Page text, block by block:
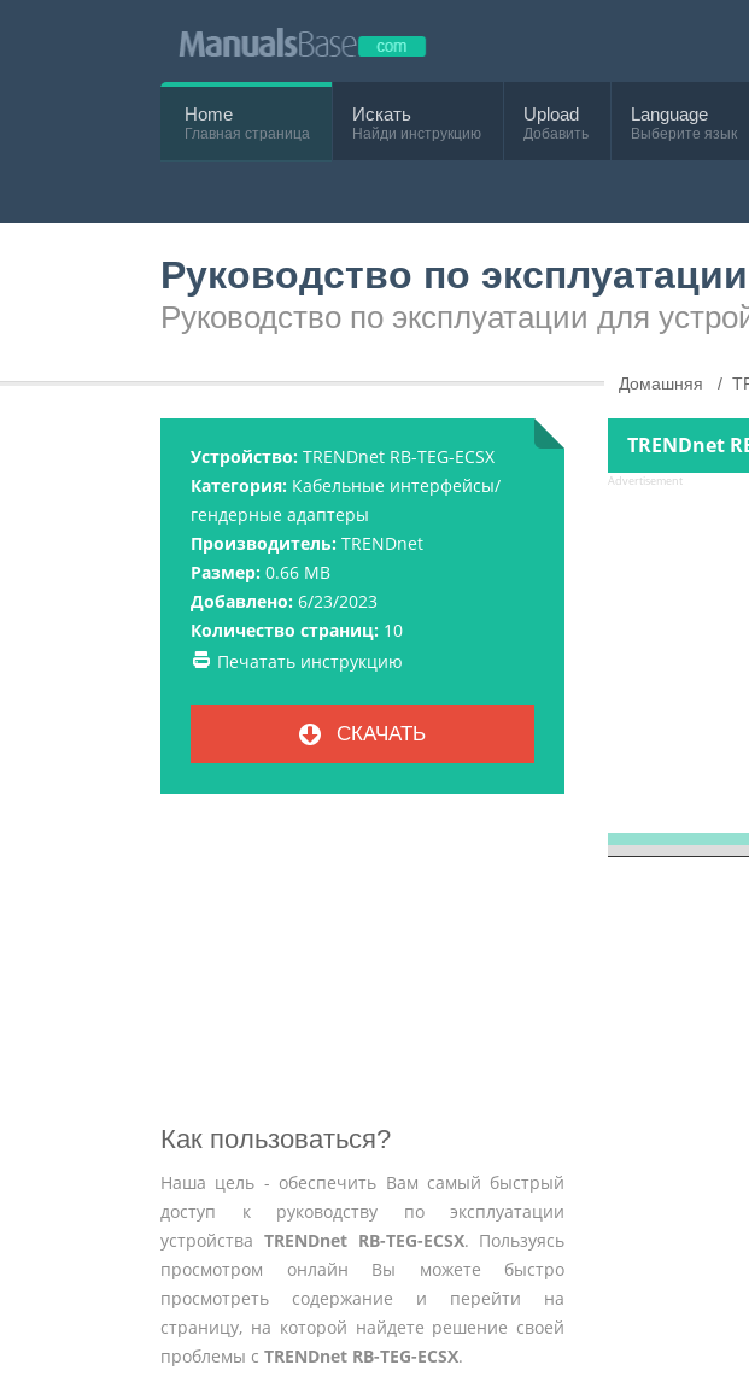
Home
Главная страница
Искать
Найди инструкцию
Upload
Добавить
Language
Выберите язык
Руководство по
Руководство по эксплуатации для
Домашняя
Устройство: TRENDnet RB-TEG-ECSX
Категория: Кабельные интерфейсы/
гендерные адаптеры
Производитель: TRENDnet
Размер: 0.66 MB
Добавлено: 6/23/2023
Количество страниц: 10
Печатать инструкцию
СКАЧАТЬ
Как пользоваться?
Наша цель - обеспечить Вам самый быстрый
доступ к руководству по эксплуатации
устройства TRENDnet RB-TEG-ECSX. Пользуясь
просмотром онлайн Вы можете быстро
просмотреть содержание и перейти на
страницу, на которой найдете решение своей
проблемы с TRENDnet RB-TEG-ECSX.
TRENDnet
Advertisement